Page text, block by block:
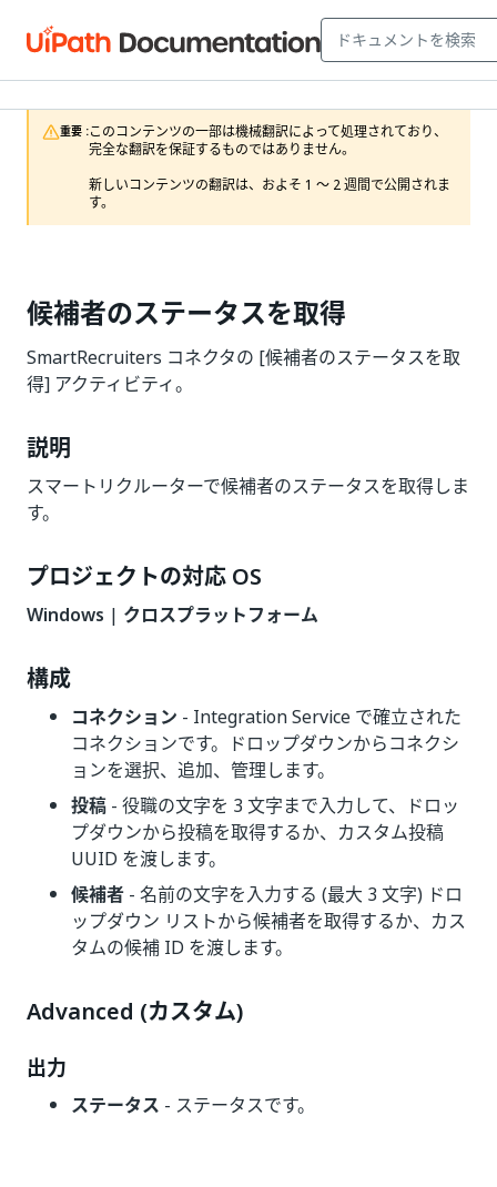
重要 :このコンテンツの一部は機械翻訳によって処理されており、
完全な翻訳を保証するものではありません。
新しいコンテンツの翻訳は、およそ 1 ～ 2 週間で公開されま
す。
候補者のステータスを取得
SmartRecruiters コネクタの [候補者のステータスを取
得] アクティビティ。
説明
スマートリクルーターで候補者のステータスを取得しま
す。
プロジェクトの対応 OS
Windows | クロスプラットフォーム
構成
コネクション - Integration Service で確立された
コネクションです。ドロップダウンからコネクシ
ョンを選択、追加、管理します。
投稿 - 役職の文字を 3 文字まで入力して、ドロッ
プダウンから投稿を取得するか、カスタム投稿
UUID を渡します。
候補者 - 名前の文字を入力する (最大 3 文字) ドロ
ップダウン リストから候補者を取得するか、カス
タムの候補 ID を渡します。
Advanced (カスタム)
出力
ステータス - ステータスです。